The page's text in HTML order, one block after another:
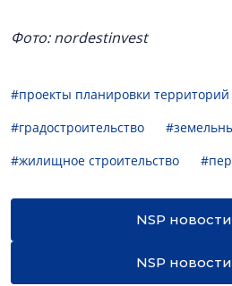
Фото: nordestinvest
#проекты планировки территорий
#градостроительство
#жилищное строительство
NSP
NSP